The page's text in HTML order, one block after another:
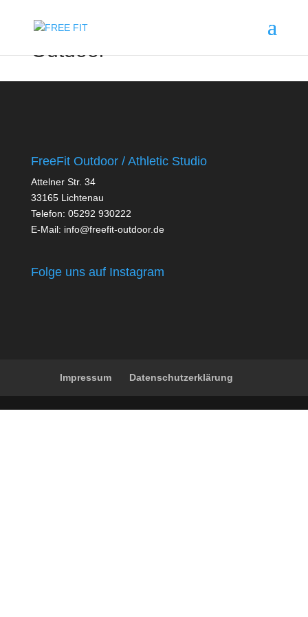
Outdoor
FreeFit Outdoor / Athletic Studio
Attelner Str. 34
33165 Lichtenau
Telefon: 05292 930222
E-Mail: info@freefit-outdoor.de
Folge uns auf Instagram
Impressum Datenschutzerklärung